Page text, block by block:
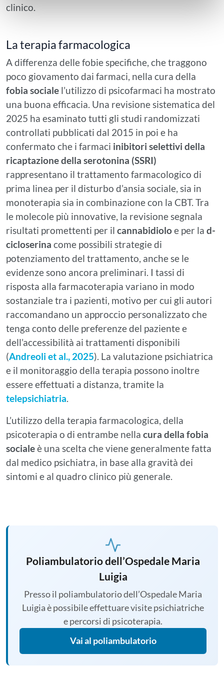
clinico.
La terapia farmacologica
A differenza delle fobie specifiche, che traggono
poco giovamento dai farmaci, nella cura della
fobia sociale l’utilizzo di psicofarmaci ha mostrato
una buona efficacia. Una revisione sistematica del
2025 ha esaminato tutti gli studi randomizzati
controllati pubblicati dal 2015 in poi e ha
confermato che i farmaci inibitori selettivi della
ricaptazione della serotonina (SSRI)
rappresentano il trattamento farmacologico di
prima linea per il disturbo d’ansia sociale, sia in
monoterapia sia in combinazione con la CBT. Tra
le molecole più innovative, la revisione segnala
risultati promettenti per il cannabidioloe per la d-
cicloserina come possibili strategie di
potenziamento del trattamento, anche se le
evidenze sono ancora preliminari. I tassi di
risposta alla farmacoterapia variano in modo
sostanziale tra i pazienti, motivo per cui gli autori
raccomandano un approccio personalizzato che
tenga conto delle preferenze del paziente e
dell’accessibilità ai trattamenti disponibili
(Andreoli et al., 2025). La valutazione psichiatrica
e il monitoraggio della terapia possono inoltre
essere effettuati a distanza, tramite la
telepsichiatria.
L’utilizzo della terapia farmacologica, della
psicoterapia o di entrambe nella cura della fobia
socialeè una scelta che viene generalmente fatta
dal medico psichiatra, in base alla gravità dei
sintomi e al quadro clinico più generale.
Poliambulatorio dell’Ospedale Maria
Luigia
Presso il poliambulatorio dell’Ospedale Maria
Luigia è possibile effettuare visite psichiatriche
e percorsi di psicoterapia.
Vai al poliambulatorio